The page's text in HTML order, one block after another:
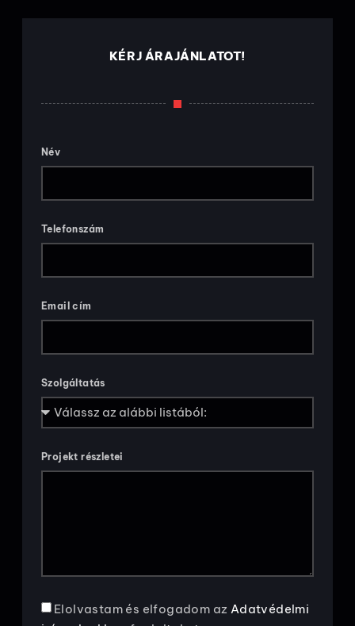
KÉRJ ÁRAJÁNLATOT!
Név
Telefonszám
Email cím
Szolgáltatás
Projekt részletei
Elolvastam és elfogadom az Adatvédelmi